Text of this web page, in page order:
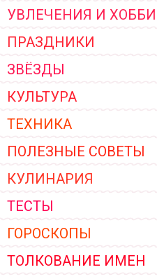
УВЛЕЧЕНИЯ И ХОББИ
ПРАЗДНИКИ
ЗВЁЗДЫ
КУЛЬТУРА
ТЕХНИКА
ПОЛЕЗНЫЕ СОВЕТЫ
КУЛИНАРИЯ
ТЕСТЫ
ГОРОСКОПЫ
ТОЛКОВАНИЕ ИМЕН